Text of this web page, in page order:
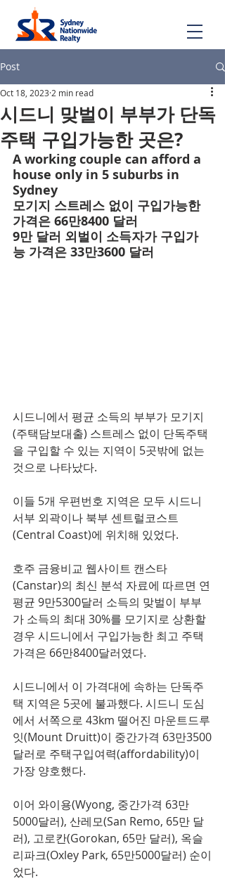
Post
시드니 맞벌이 부부가 단독
주택 구입가능한 곳은?
Oct 18, 2023 2 min read
A working couple can afford a
house only in 5 suburbs in
Sydney
모기지 스트레스 없이 구입가능한
가격은 66만8400 달러
9만 달러 외벌이 소득자가 구입가
능 가격은 33만3600 달러
시드니에서 평균 소득의 부부가 모기지
(주택담보대출) 스트레스 없이 단독주택
을 구입할 수 있는 지역이 5곳밖에 없는
것으로 나타났다.
이들 5개 우편번호 지역은 모두 시드니
서부 외곽이나 북부 센트럴코스트
(Central Coast)에 위치해 있었다.
호주 금융비교 웹사이트 캔스타
(Canstar)의 최신 분석 자료에 따르면 연
평균 9만5300달러 소득의 맞벌이 부부
가 소득의 최대 30%를 모기지로 상환할
경우 시드니에서 구입가능한 최고 주택
가격은 66만8400달러였다.
시드니에서 이 가격대에 속하는 단독주
택 지역은 5곳에 불과했다. 시드니 도심
에서 서쪽으로 43km 떨어진 마운트드루
잇(Mount Druitt)이 중간가격 63만3500
달러로 주택구입여력(affordability)이
가장 양호했다.
이어 와이용(Wyong, 중간가격 63만
5000달러), 산레모(San Remo, 65만 달
러), 고로칸(Gorokan, 65만 달러), 옥슬
리파크(Oxley Park, 65만5000달러) 순이
었다.